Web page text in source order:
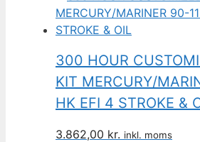
300 HOUR
KIT MERCURY/
HK EFI 4 STROKE &
3.862,00 kr. inkl. moms